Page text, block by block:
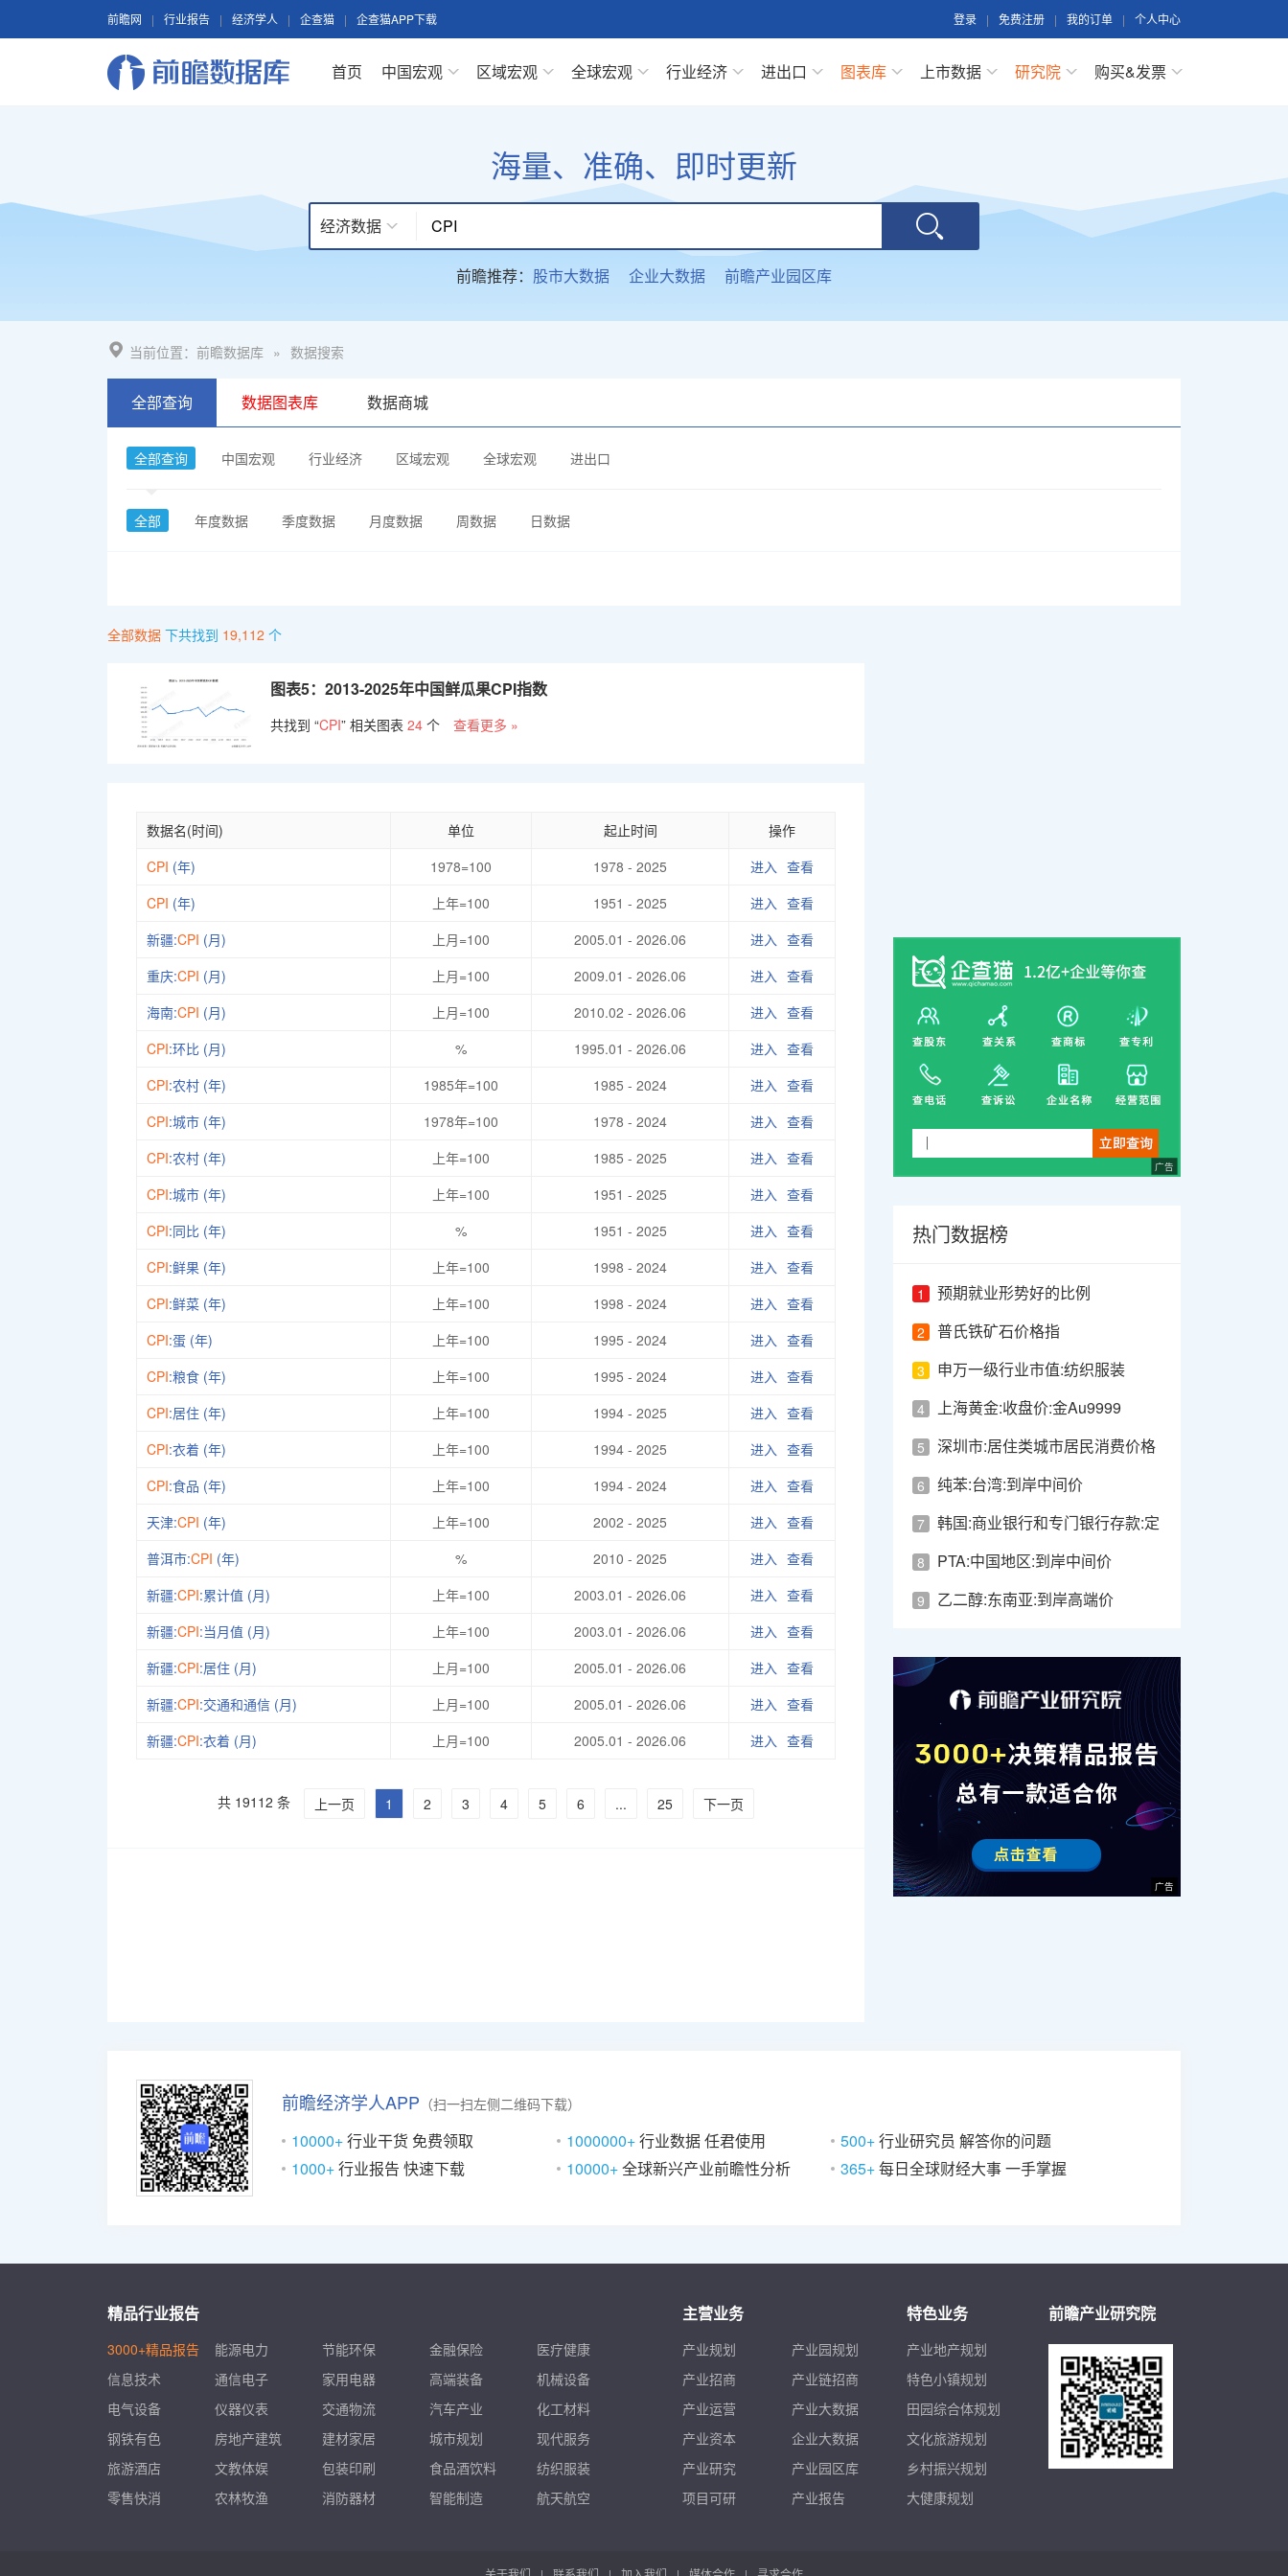
前瞻网 | 行业报告 | 经济学人 | 企查猫 | 企查猫APP下载 登录 | 免费注册 | 我的订单 | 个人中心
首页 中国宏观 区域宏观 全球宏观 行业经济 进出口 图表库 上市数据 研究院 购买&发票
海量、准确、即时更新
经济数据
前瞻推荐： 股市大数据 企业大数据 前瞻产业园区库
当前位置： 前瞻数据库 » 数据搜索
全部查询 数据图表库 数据商城
全部查询 中国宏观 行业经济 区域宏观 全球宏观 进出口
全部 年度数据 季度数据 月度数据 周数据 日数据
全部数据 下共找到 19,112 个
图表5：2013-2025年中国鲜瓜果CPI指数
共找到 “CPI” 相关图表 24 个 查看更多 »
数据名(时间) 单位 起止时间
操作
CPI (年) 1978=100 1978 - 2025 进入 查看
CPI (年) 上年=100 1951 - 2025 进入 查看
新疆:CPI (月) 上月=100 2005.01 - 2026.06 进入 查看
重庆:CPI (月) 上月=100 2009.01 - 2026.06 进入 查看
海南:CPI (月) 上月=100 2010.02 - 2026.06 进入 查看
CPI:环比 (月) % 1995.01 - 2026.06 进入 查看
CPI:农村 (年) 1985年=100 1985 - 2024 进入 查看
CPI:城市 (年) 1978年=100 1978 - 2024 进入 查看
CPI:农村 (年) 上年=100 1985 - 2025 进入 查看
CPI:城市 (年) 上年=100 1951 - 2025 进入 查看
CPI:同比 (年) % 1951 - 2025 进入 查看
CPI:鲜果 (年) 上年=100 1998 - 2024 进入 查看
CPI:鲜菜 (年) 上年=100 1998 - 2024 进入 查看
CPI:蛋 (年) 上年=100 1995 - 2024 进入 查看
CPI:粮食 (年) 上年=100 1995 - 2024 进入 查看
CPI:居住 (年) 上年=100 1994 - 2025 进入 查看
CPI:衣着 (年) 上年=100 1994 - 2025 进入 查看
CPI:食品 (年) 上年=100 1994 - 2024 进入 查看
天津:CPI (年) 上年=100 2002 - 2025 进入 查看
普洱市:CPI (年) % 2010 - 2025 进入 查看
新疆:CPI:累计值 (月) 上年=100 2003.01 - 2026.06 进入 查看
新疆:CPI:当月值 (月) 上年=100 2003.01 - 2026.06 进入 查看
新疆:CPI:居住 (月) 上月=100 2005.01 - 2026.06 进入 查看
新疆:CPI:交通和通信 (月) 上月=100 2005.01 - 2026.06 进入 查看
新疆:CPI:衣着 (月) 上月=100 2005.01 - 2026.06 进入 查看
共 19112 条 上一页 1 2 3 4 5 6 ... 25 下一页
广告
热门数据榜
1 预期就业形势好的比例
2
普氏铁矿石价格指
3 申万一级行业市值:纺织服装
4 上海黄金:收盘价:金Au9999
5
深圳市:居住类城市居民消费价格
6 纯苯:台湾:到岸中间价
7
韩国:商业银行和专门银行存款:定
8 PTA:中国地区:到岸中间价
9 乙二醇:东南亚:到岸高端价
广告
广告
广告
前瞻经济学人APP （扫一扫左侧二维码下载）
10000+行业干货 免费领取 1000000+行业数据 任君使用 500+行业研究员 解答你的问题
1000+行业报告 快速下载 10000+全球新兴产业前瞻性分析 365+每日全球财经大事 一手掌握
精品行业报告
3000+精品报告 能源电力 节能环保 金融保险
医疗健康
信息技术
通信电子 家用电器 高端装备
机械设备
电气设备
仪器仪表 交通物流 汽车产业
化工材料
钢铁有色
房地产建筑 建材家居 城市规划
现代服务
旅游酒店
文教体娱 包装印刷 食品酒饮料
纺织服装
零售快消
农林牧渔 消防器材 智能制造 航天航空
主营业务
产业规划
产业招商
产业运营
产业资本
产业研究
项目可研
产业园规划
产业链招商
产业大数据
企业大数据
产业园区库
产业报告
特色业务
产业地产规划
特色小镇规划
田园综合体规划
文化旅游规划
乡村振兴规划
大健康规划
前瞻产业研究院